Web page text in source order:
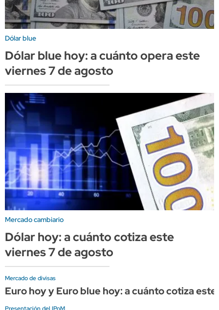
Dólar blue
Dólar blue hoy: a cuánto opera este
viernes 7 de agosto
Mercado cambiario
Dólar hoy: a cuánto cotiza este
viernes 7 de agosto
Mercado de divisas
Euro hoy y Euro blue hoy: a cuánto cotiza